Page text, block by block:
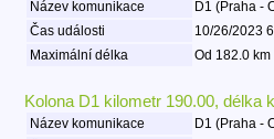
Název komunikace
D1 (Praha -
Čas události
10/26/2023
Maximální délka
Od 182.0
Kolona D1 kilometr 190.00, délka
Název komunikace
D1 (Praha -